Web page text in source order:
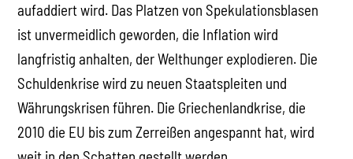
aufaddiert wird. Das Platzen von Spekulationsblasen
ist unvermeidlich geworden, die Inflation wird
langfristig anhalten, der Welthunger explodieren. Die
Schuldenkrise wird zu neuen Staatspleiten und
Währungskrisen führen. Die Griechenlandkrise, die
2010 die EU bis zum Zerreißen angespannt hat, wird